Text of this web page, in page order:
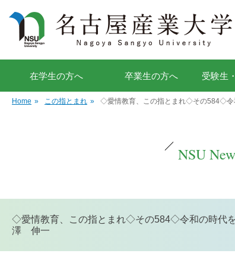
在学生の方へ 卒業生の方へ 受験生
Home » この指とまれ » ◇愛情教育、この指とまれ◇その584◇
NSU
◇愛情教育、この指とまれ◇その584◇令和の時代
澤 伸一